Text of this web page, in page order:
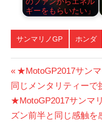
ギーをもらいたい」
サンマリノGP ホンダ
投
稿
ナ
前
の
投
稿:
★MotoGP2017サン
同じメンタリティーで
次
の
★MotoGP2017サンマ
ズン前半と同じ感触を